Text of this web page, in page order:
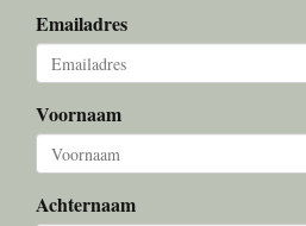
Emailadres
Voornaam
Achternaam